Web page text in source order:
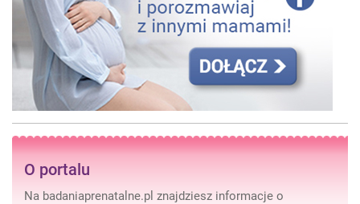
O portalu
Na badaniaprenatalne.pl znajdziesz informacje o